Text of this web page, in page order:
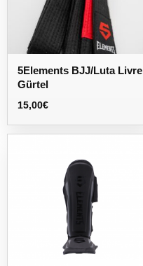
5Elements BJJ/Luta Livre
Gürtel
15,00€